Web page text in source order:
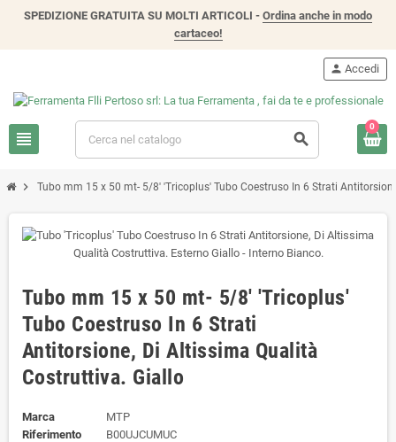
SPEDIZIONE GRATUITA SU MOLTI ARTICOLI - Ordina anche in modo
cartaceo!
view_headline search
person Accedi
0
chevron_right Tubo mm 15 x 50 mt- 5/8' 'Tricoplus' Tubo Coestruso In 6 Strati
Tubo mm 15 x 50 mt- 5/8' 'Tricoplus'
Tubo Coestruso In 6 Strati
Antitorsione, Di Altissima Qualità
Costruttiva. Giallo
Marca
MTP
Riferimento
B00UJCUMUC